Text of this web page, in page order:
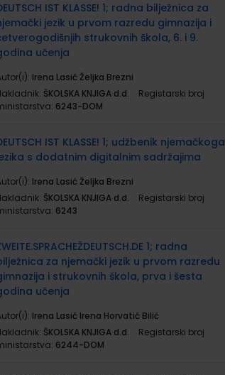
IST KLASSE! 1; radna bilježnica za
jezik u prvom razredu gimnazija i
strukovnih škola, 6. i 9.
učenja
Irena Lasić Željka Brezni
ŠKOLSKA KNJIGA d.d.
Registarski broj
6243-DOM
IST KLASSE! 1; udžbenik njemačkoga
s dodatnim digitalnim sadržajima
Irena Lasić Željka Brezni
ŠKOLSKA KNJIGA d.d.
Registarski broj
6243
1; radna
za njemački jezik u prvom razredu
i strukovnih škola, prva i šesta
učenja
Irena Lasić Irena Horvatić Bilić
ŠKOLSKA KNJIGA d.d.
Registarski broj
6244-DOM